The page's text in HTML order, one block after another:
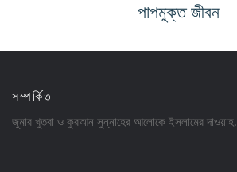
পাপমুক্ত জীবন
সম্পর্কিত
জুমার খুতবা ও কুরআন সুন্নাহের আলোকে ইসলামের দাওয়াহ.